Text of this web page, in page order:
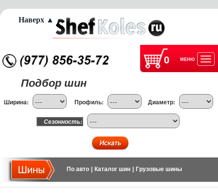
0 МЕНЮ
Подбор шин
Ширина: Профиль: Диаметр:
Сезонность:
По авто Каталог шин Грузовые шины
Наверх ▲